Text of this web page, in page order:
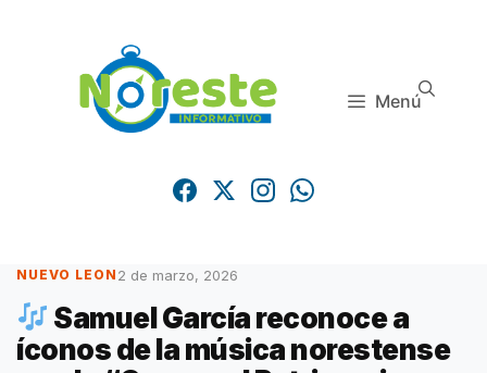
Menú
NUEVO LEON 2 de marzo, 2026
Samuel García reconoce a
íconos de la música norestense